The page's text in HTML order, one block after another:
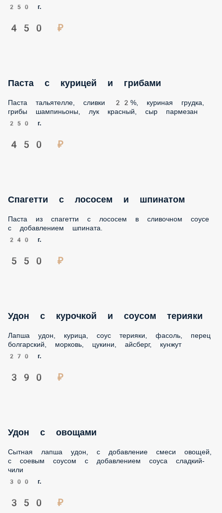
250 г.
450 ₽
Паста с курицей и грибами
Паста тальятелле, сливки 22%, куриная грудка, грибы
шампиньоны, лук красный, сыр пармезан
250 г.
450 ₽
Спагетти с лососем и шпинатом
Паста из спагетти с лососем в сливочном соусе с
добавлением шпината.
240 г.
550 ₽
Удон с курочкой и соусом терияки
Лапша удон, курица, соус терияки, фасоль, перец
болгарский, морковь, цукини, айсберг, кунжут
270 г.
390 ₽
Удон с овощами
Сытная лапша удон, с добавление смеси овощей, с соевым
соусом с добавлением соуса сладкий-чили
300 г.